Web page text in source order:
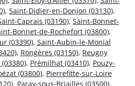
, Saint-Didier-en-Donjon (03130),
Caprais (03190), Saint-Bonnet-
Bonnet-de-Rochefort (03800),
(03390), Saint-Aubin-le-Monial
, Rongères (03150), Reugny
, Prémilhat (03410), Pouzy-
(03800), Pierrefitte-sur-Loire
, Paray-sous-Briailles (03500),